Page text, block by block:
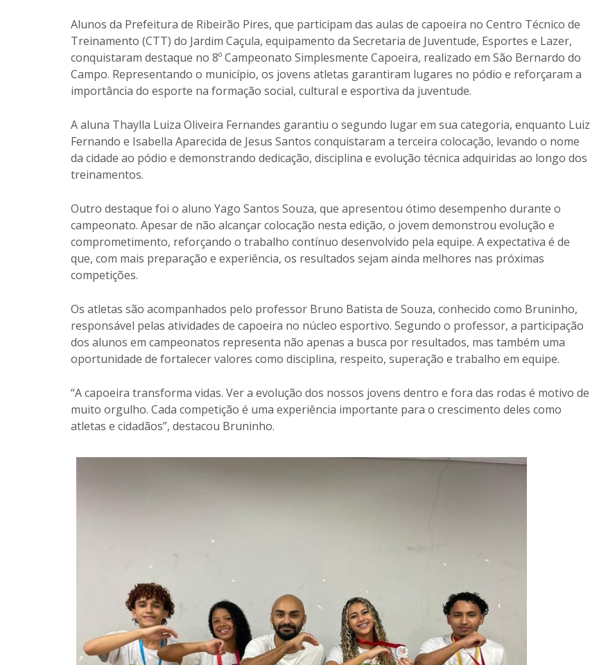
Alunos da Prefeitura de Ribeirão Pires, que participam das aulas de capoeira no Centro Técnico de
Treinamento (CTT) do Jardim Caçula, equipamento da Secretaria de Juventude, Esportes e Lazer,
conquistaram destaque no 8º Campeonato Simplesmente Capoeira, realizado em São Bernardo do
Campo. Representando o município, os jovens atletas garantiram lugares no pódio e reforçaram a
importância do esporte na formação social, cultural e esportiva da juventude.
A aluna Thaylla Luiza Oliveira Fernandes garantiu o segundo lugar em sua categoria, enquanto Luiz
Fernando e Isabella Aparecida de Jesus Santos conquistaram a terceira colocação, levando o nome
da cidade ao pódio e demonstrando dedicação, disciplina e evolução técnica adquiridas ao longo dos
treinamentos.
Outro destaque foi o aluno Yago Santos Souza, que apresentou ótimo desempenho durante o
campeonato. Apesar de não alcançar colocação nesta edição, o jovem demonstrou evolução e
comprometimento, reforçando o trabalho contínuo desenvolvido pela equipe. A expectativa é de
que, com mais preparação e experiência, os resultados sejam ainda melhores nas próximas
competições.
Os atletas são acompanhados pelo professor Bruno Batista de Souza, conhecido como Bruninho,
responsável pelas atividades de capoeira no núcleo esportivo. Segundo o professor, a participação
dos alunos em campeonatos representa não apenas a busca por resultados, mas também uma
oportunidade de fortalecer valores como disciplina, respeito, superação e trabalho em equipe.
“A capoeira transforma vidas. Ver a evolução dos nossos jovens dentro e fora das rodas é motivo de
muito orgulho. Cada competição é uma experiência importante para o crescimento deles como
atletas e cidadãos”, destacou Bruninho.